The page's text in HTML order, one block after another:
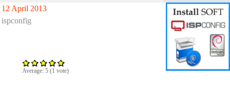
12 April 2013
ispconfig
Average: 5 (1 vote)